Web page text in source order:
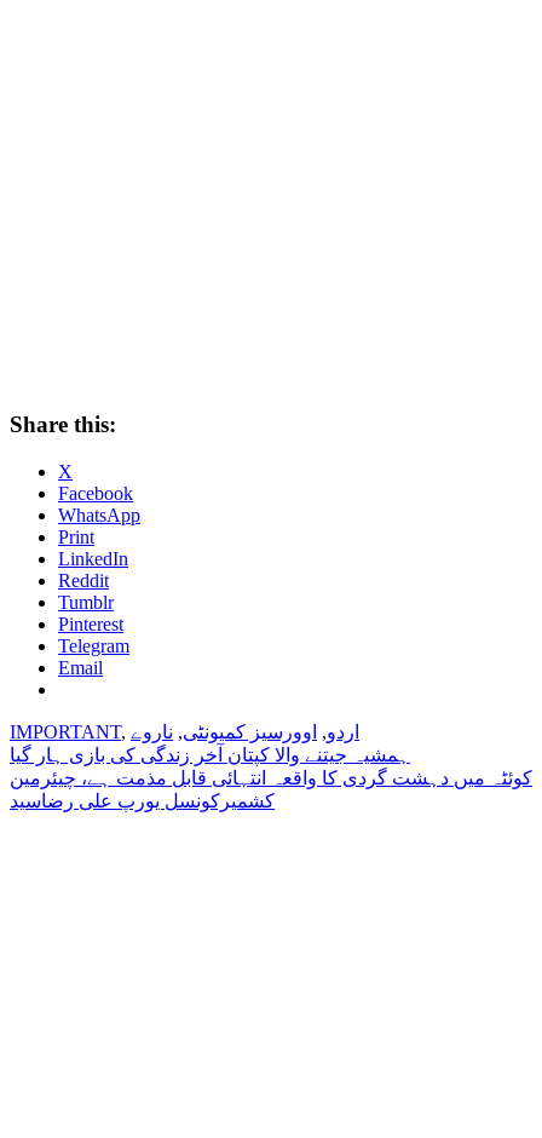
Share this:
X
Facebook
WhatsApp
Print
LinkedIn
Reddit
Tumblr
Pinterest
Telegram
Email
IMPORTANT, اردو, اوورسیز کمیونٹی, ناروے
Post
navigation
ہمشیہ جیتنے والا کپتان آخر زندگی کی بازی ہار گیا
کوئٹہ میں دہشت گردی کا واقعہ انتہائی قابل مذمت ہے، چیئرمین
کشمیرکونسل یورپ علی رضاسید